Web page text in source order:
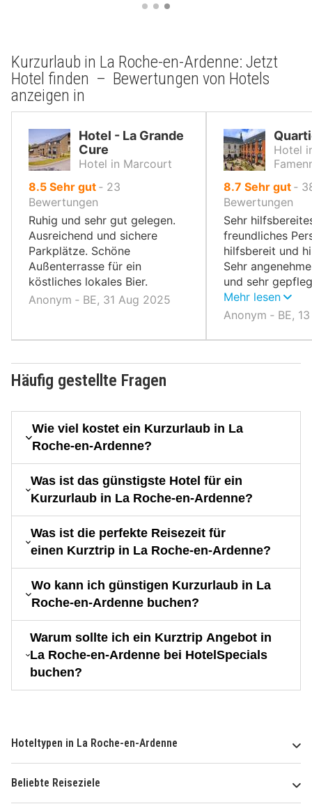
Kurzurlaub in La Roche-en-Ardenne: Jetzt
Hotel finden – Bewertungen von Hotels
anzeigen in
Hotel - La Grande
Cure
Hotel in Marcourt
8.5von
10,
Sehr gut ‐ 23
Bewertungen
Ruhig und sehr gut gelegen.
Ausreichend und sichere
Parkplätze. Schöne
Außenterrasse für ein
köstliches lokales Bier.
Anonym ‐ BE, 31 Aug 2025
Hotel
8.7 von
10,
Sehr gut ‐
Bewertungen
Sehr
freundliches
hilfsbereit und
Sehr
und sehr
empfehlenswert!
Mehr lesen
Anonym ‐ BE,
Häufig gestellte Fragen
Wie viel kostet ein Kurzurlaub in La
Roche-en-Ardenne?
Was ist das günstigste Hotel für ein
Kurzurlaub in La Roche-en-Ardenne?
Was ist die perfekte Reisezeit für
einen Kurztrip in La Roche-en-Ardenne?
Wo kann ich günstigen Kurzurlaub in La
Roche-en-Ardenne buchen?
Warum sollte ich ein Kurztrip Angebot in
La Roche-en-Ardenne bei HotelSpecials
buchen?
Hoteltypen in La Roche-en-Ardenne
Beliebte Reiseziele